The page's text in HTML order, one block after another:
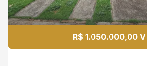
R$ 1.050.000,00 V